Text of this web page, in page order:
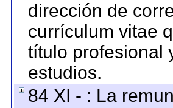
dirección de
currículum vitae
título profesional
estudios.
84 XI - : La